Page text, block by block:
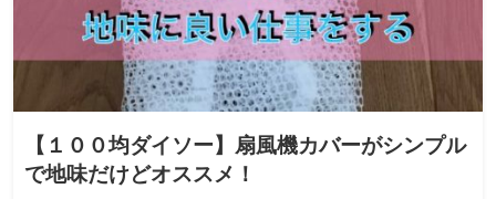
【１００均ダイソー】扇風機カバーがシンプル
で地味だけどオススメ！